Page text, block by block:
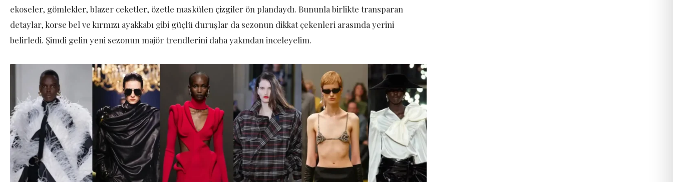
ekoseler, gömlekler, blazer ceketler, özetle maskülen çizgiler ön plandaydı. Bununla birlikte transparan
detaylar, korse bel ve kırmızı ayakkabı gibi güçlü duruşlar da sezonun dikkat çekenleri arasında yerini
belirledi. Şimdi gelin yeni sezonun majör trendlerini daha yakından inceleyelim.